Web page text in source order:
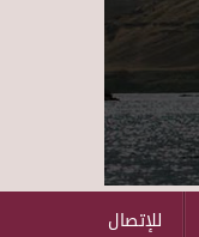
للإتصال